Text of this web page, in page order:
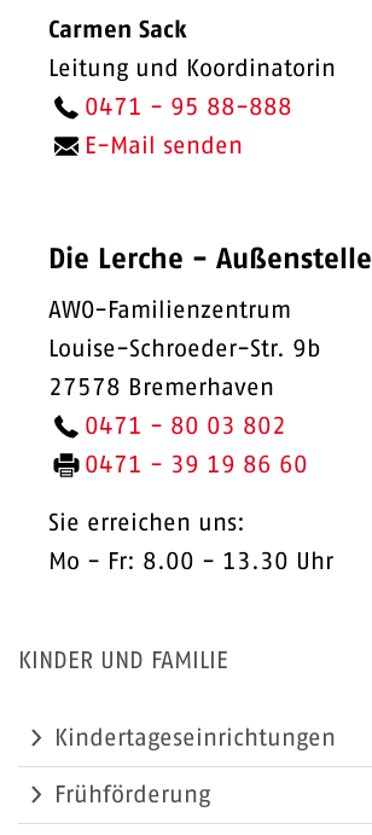
Carmen Sack
Leitung und Koordinatorin
0471 - 95 88-888
E-Mail senden
Die Lerche - Außenstelle
AWO-Familienzentrum
Louise-Schroeder-Str. 9b
27578 Bremerhaven
0471 - 80 03 802
0471 - 39 19 86 60
Sie erreichen uns:
Mo - Fr: 8.00 - 13.30 Uhr
KINDER UND FAMILIE
Kindertageseinrichtungen
Frühförderung